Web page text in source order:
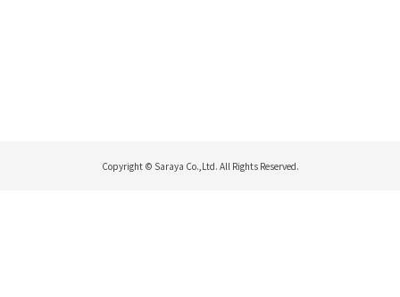
Copyright © Saraya Co.,Ltd. All Rights Reserved.